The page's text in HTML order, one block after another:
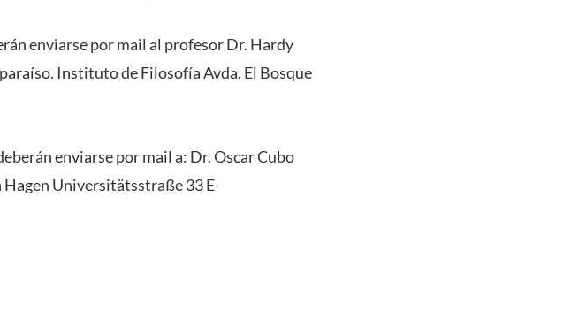
enviarse por mail al profesor Dr. Hardy
Instituto de Filosofía Avda. El Bosque
enviarse por mail a: Dr. Oscar Cubo
Universitätsstraße 33 E-